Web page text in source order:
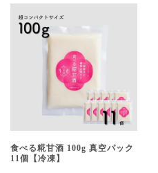
食べる糀甘酒 100g 真空パック
11個【冷凍】